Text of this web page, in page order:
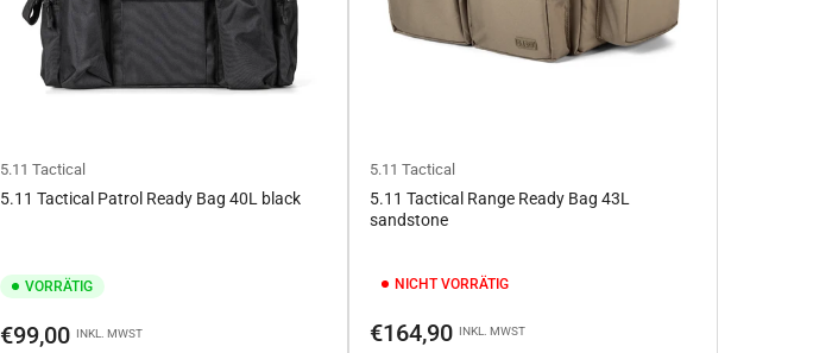
5.11 Tactical
5.11 Tactical Patrol Ready Bag 40L black
VORRÄTIG
Normaler
€99,00 INKL. MWST
5.11 Tactical
5.11 Tactical Range Ready Bag 43L
sandstone
NICHT VORRÄTIG
Normaler
€164,90 INKL. MWST